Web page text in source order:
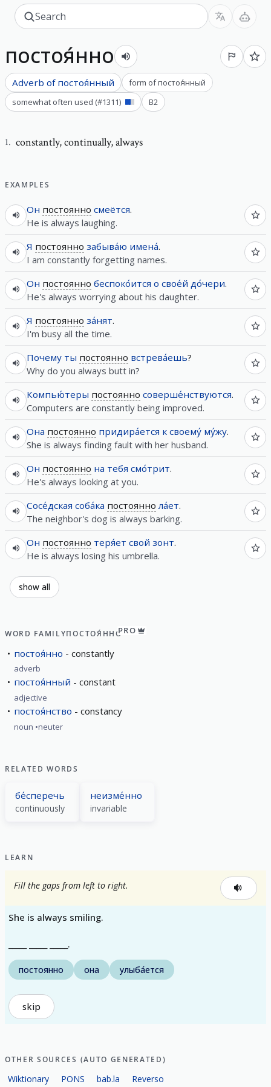
постоя́нно
Adverb of постоя́нный form ofпостоя́нный
somewhat often used (#1311) B2
1. constantly,continually, always
EXAMPLES
Он постоянно смеётся.
He is always laughing.
Я постоянно забыва́ю имена́.
I am constantly forgetting names.
Он постоянно беспоко́ится о свое́й до́чери.
He's always worrying about his daughter.
Я постоянно за́нят.
I'm busy all the time.
Почему ты постоянно встрева́ешь?
Why do you always butt in?
Компью́теры постоянно соверше́нствуются.
Computers are constantly being improved.
Она постоянно придира́ется к своему́ му́жу.
She is always finding fault with her husband.
Он постоянно на тебя смо́трит.
He's always looking at you.
Сосе́дская соба́ка постоянно ла́ет.
The neighbor's dog is always barking.
Он постоянно теря́ет свой зонт.
He is always losing his umbrella.
show all
WORD FAMILYПОСТОЯ́ННОPRO
постоя́нно constantly
adverb
постоя́нный constant
adjective
постоя́нство constancy
noun neuter
RELATED WORDS
бе́сперечь
continuously
неизме́нно
invariable
LEARN
Fill the gaps from left to right.
She is always smiling.
_____ _____ _____.
постоянно она улыба́ется
skip
OTHER SOURCES (AUTO GENERATED)
Wiktionary PONS bab.la Reverso